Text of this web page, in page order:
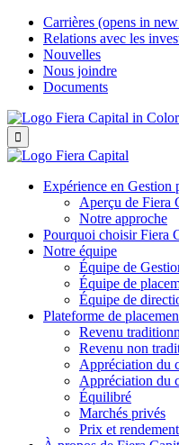
Carrières (opens in
Relations avec les
Nouvelles
Nous joindre
Documents

Expérience en Gestion
Aperçu de Fiera
Notre approche
Pourquoi choisirFiera
Notre équipe
Équipe de
Équipe de
Équipe de
Plateforme de
Revenu
Revenu non
Appréciation du
Appréciation du
Équilibré
Marchés privés
Prix et rendement